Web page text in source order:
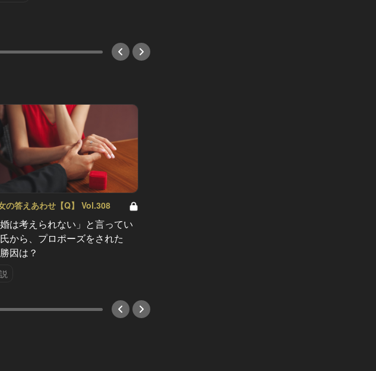
の答えあわせ【Q】 Vol.308
婚は考えられない」と言ってい
から、プロポーズをされた
因は？